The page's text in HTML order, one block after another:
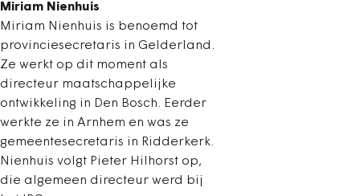
Miriam Nienhuis
Miriam Nienhuis is benoemd tot
provinciesecretaris in Gelderland.
Ze werkt op dit moment als
directeur maatschappelijke
ontwikkeling in Den Bosch. Eerder
werkte ze in Arnhem en was ze
gemeentesecretaris in Ridderkerk.
Nienhuis volgt Pieter Hilhorst op,
die algemeen directeur werd bij